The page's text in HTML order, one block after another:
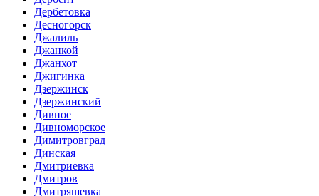
Дербетовка
Десногорск
Джалиль
Джанкой
Джанхот
Джигинка
Дзержинск
Дзержинский
Дивное
Дивноморское
Димитровград
Динская
Дмитриевка
Дмитров
Дмитряшевка